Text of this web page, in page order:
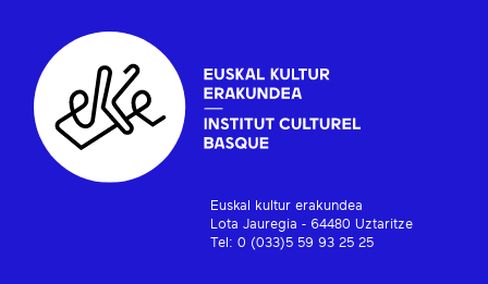
Euskal kultur erakundea
Lota Jauregia - 64480 Uztaritze
Tel: 0 (033)5 59 93 25 25